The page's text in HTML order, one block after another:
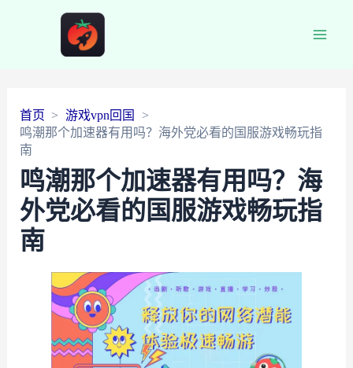
首页
游戏vpn回国
鸣潮那个加速器有用吗？海外党必看的国服游戏畅玩指
南
鸣潮那个加速器有用吗？海
外党必看的国服游戏畅玩指
南